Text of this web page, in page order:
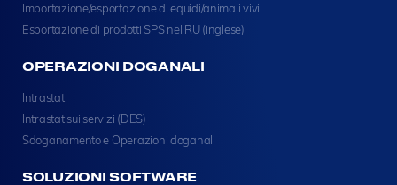
Importazione/esportazione di equidi/animali vivi
Esportazione di prodotti SPS nel RU (inglese)
OPERAZIONI DOGANALI
Intrastat
Intrastat sui servizi (DES)
Sdoganamento e Operazioni doganali
SOLUZIONI SOFTWARE